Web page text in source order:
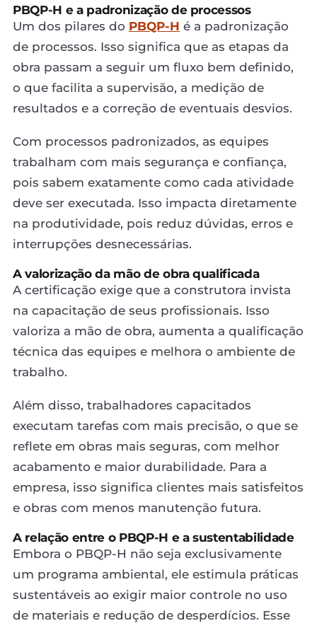
PBQP-H e a padronização de processos
Um dos pilares do PBQP-H é a padronização
de processos. Isso significa que as etapas da
obra passam a seguir um fluxo bem definido,
o que facilita a supervisão, a medição de
resultados e a correção de eventuais desvios.
Com processos padronizados, as equipes
trabalham com mais segurança e confiança,
pois sabem exatamente como cada atividade
deve ser executada. Isso impacta diretamente
na produtividade, pois reduz dúvidas, erros e
interrupções desnecessárias.
A valorização da mão de obra qualificada
A certificação exige que a construtora invista
na capacitação de seus profissionais. Isso
valoriza a mão de obra, aumenta a qualificação
técnica das equipes e melhora o ambiente de
trabalho.
Além disso, trabalhadores capacitados
executam tarefas com mais precisão, o que se
reflete em obras mais seguras, com melhor
acabamento e maior durabilidade. Para a
empresa, isso significa clientes mais satisfeitos
e obras com menos manutenção futura.
A relação entre o PBQP-H e a sustentabilidade
Embora o PBQP-H não seja exclusivamente
um programa ambiental, ele estimula práticas
sustentáveis ao exigir maior controle no uso
de materiais e redução de desperdícios. Esse